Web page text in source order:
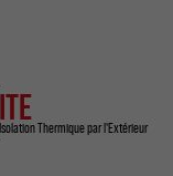
ITE
Isolation Thermique par l'Extérieur